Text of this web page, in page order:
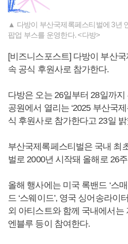
▲ 다방이 부산국제록페스티벌에 3년
팝업 부스를 운영한다. <다방>
[비즈니스포스트] 다방이 부산
속 공식 후원사로 참가한다.
다방은 오는 26일부터 28일까지
공원에서 열리는 ‘2025 부산국
식 후원사로 참가한다고 23일
부산국제록페스티벌은 국내 최
벌로 2000년 시작돼 올해로 26
올해 행사에는 미국 록밴드 ‘스
드 ‘스웨이드’, 영국 싱어송라이
외 아티스트와 함께 국내에서는
엔블루 등이 참여한다.